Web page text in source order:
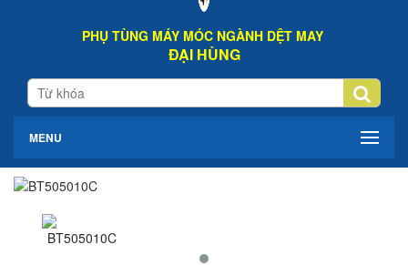
PHỤ TÙNG MÁY MÓC NGÀNH DỆT MAY
ĐẠI HÙNG
MENU